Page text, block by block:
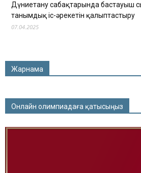
Дүниетану сабақтарында бастауыш
танымдық іс-әрекетін қалыптастыру
07.04.2025
Жарнама
Онлайн олимпиадаға қатысыңыз